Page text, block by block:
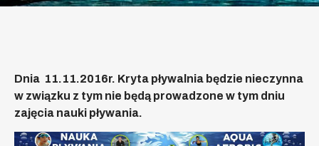
Dnia 11.11.2016r. Kryta pływalnia będzie nieczynna
w związku z tym nie będą prowadzone w tym dniu
zajęcia nauki pływania.